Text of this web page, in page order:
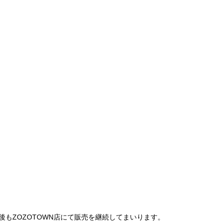
ZOZOTOWN店にて販売を継続してまいります。